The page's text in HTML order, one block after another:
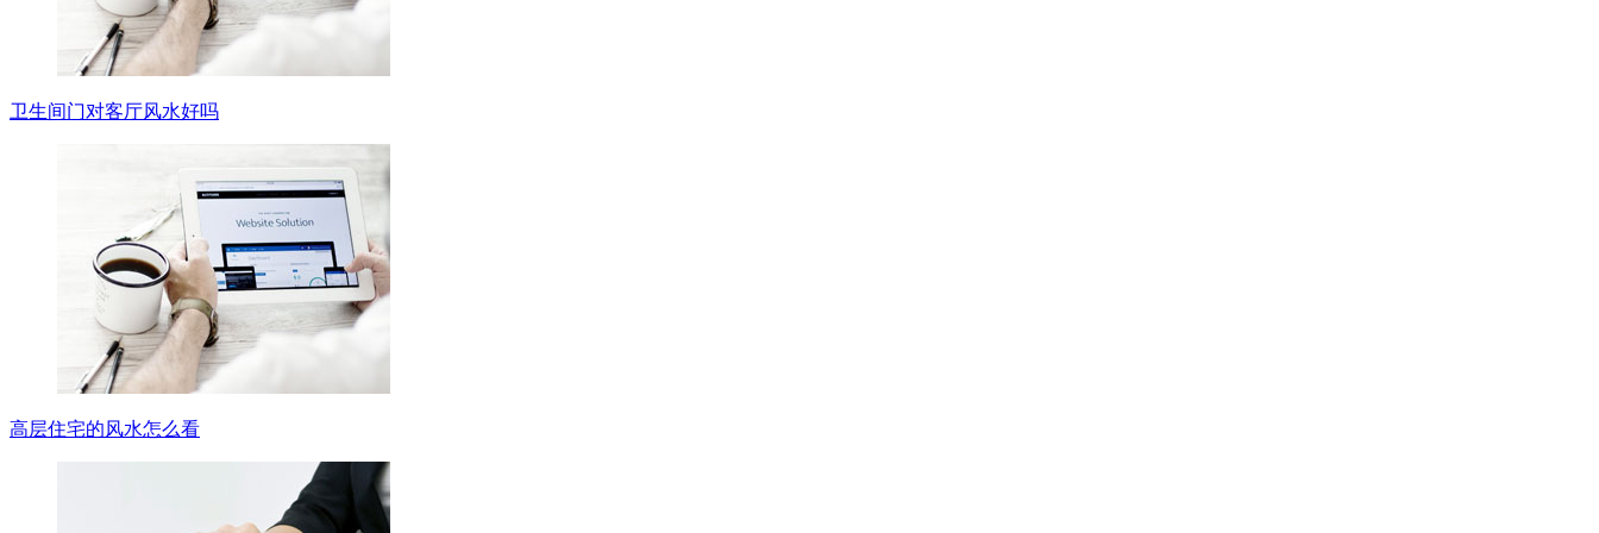
卫生间门对客厅风水好吗
高层住宅的风水怎么看